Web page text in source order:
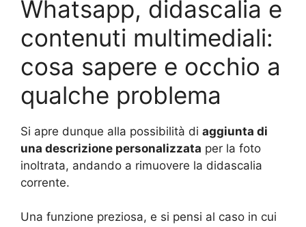
Whatsapp, didascalia e
contenuti multimediali:
cosa sapere e occhio a
qualche problema
Si apre dunque alla possibilità di aggiunta di
una descrizione personalizzata per la foto
inoltrata, andando a rimuovere la didascalia
corrente.
Una funzione preziosa, e si pensi al caso in cui